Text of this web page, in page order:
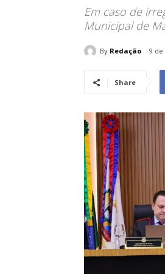
Em caso de
Municipal de
By Redação 9 de
Share